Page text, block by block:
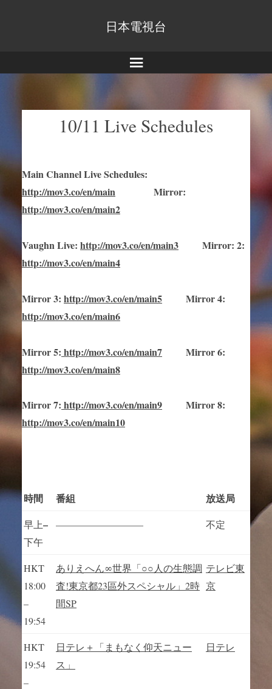
日本電視台
Menu
10/11 Live Schedules
Main Channel Live Schedules:
http://mov3.co/en/main
Mirror:
http://mov3.co/en/main2
Vaughn Live: http://mov3.co/en/main3 Mirror: 2:
http://mov3.co/en/main4
Mirror3: http://mov3.co/en/main5 Mirror4:
http://mov3.co/en/main6
Mirror5: http://mov3.co/en/main7 Mirror6:
http://mov3.co/en/main8
Mirror7: http://mov3.co/en/main9 Mirror 8:
http://mov3.co/en/main10
時間 番組 放送局
早上–
下午
————————— 不定
HKT
18:00
–
19:54
ありえへん∞世界「○○人の生態調
査!東京都23區外スペシャル」2時
間SP
テレビ東
京
HKT
19:54
–
日テレ＋「まもなく仰天ニュー
ス」
日テレ